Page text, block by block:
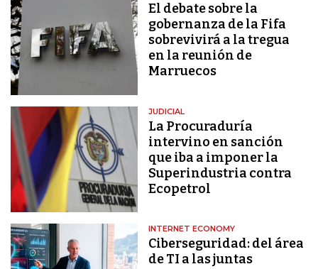
El debate sobre la
gobernanza de la Fifa
sobrevivirá a la tregua
en la reunión de
Marruecos
JUDICIAL
La Procuraduría
intervino en sanción
que iba a imponer la
Superindustria contra
Ecopetrol
INTERNET ECONOMY
Ciberseguridad: del área
de TI a las juntas